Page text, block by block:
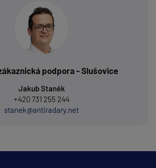
podpora - Slušovice
Jakub Staněk
+420 731 255 244
stanek@antiradary.net